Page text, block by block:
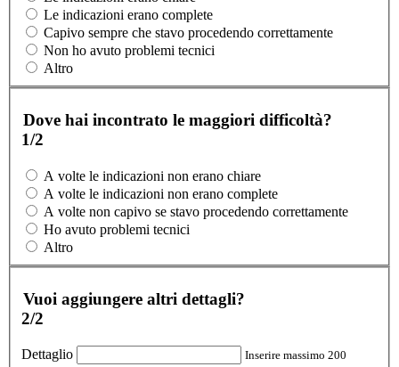
Le indicazioni erano complete
Capivo sempre che stavo procedendo correttamente
Non ho avuto problemi tecnici
Altro
Dove hai incontrato le maggiori difficoltà?
1/2
A volte le indicazioni non erano chiare
A volte le indicazioni non erano complete
A volte non capivo se stavo procedendo correttamente
Ho avuto problemi tecnici
Altro
Vuoi aggiungere altri dettagli?
2/2
Dettaglio
Inserire massimo 200